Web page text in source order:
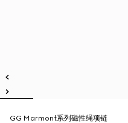
GG Marmont系列磁性绳项链